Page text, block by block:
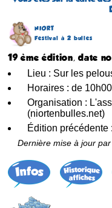
NIORT
Festival à 2 bulles
19 ème édition, date
Lieu : Sur les
Horaires : de
Organisation :
(niortenbulles.net)
Édition précédente
Dernière mise à jour